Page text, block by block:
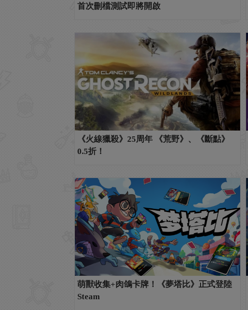
首次刪檔測試即將開啟
《火線獵殺》25周年 《荒野》、《斷點》
0.5折！
萌獸收集+肉鴿卡牌！《夢塔比》正式登陸
Steam